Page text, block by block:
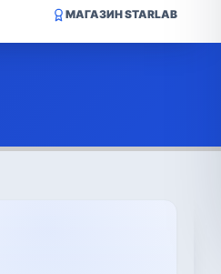
МАГАЗИН STARLAB